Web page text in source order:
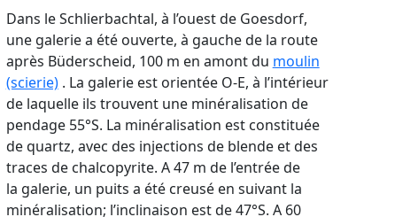
Dans le Schlierbachtal, à l’ouest de Goesdorf,
une galerie a été ouverte, à gauche de la route
après Büderscheid, 100 m en amont du moulin
(scierie). La galerie est orientée O-E, à l’intérieur
de laquelle ils trouvent une minéralisation de
pendage 55°S. La minéralisation est constituée
de quartz, avec des injections de blende et des
traces de chalcopyrite. A 47 m de l’entrée de
la galerie, un puits a été creusé en suivant la
minéralisation; l’inclinaison est de 47°S. A 60